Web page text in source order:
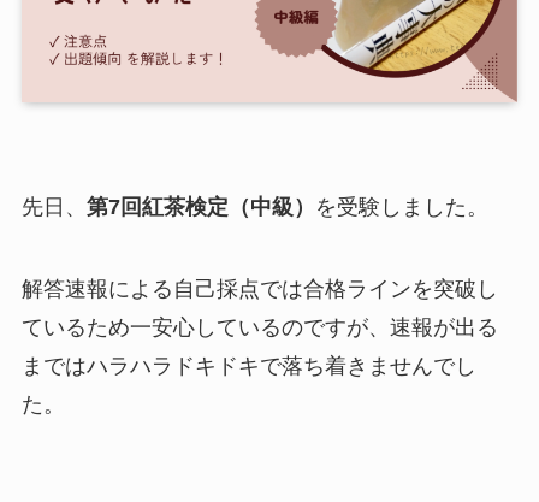
先日、 第7回紅茶検定（中級） を受験しました。
解答速報による自己採点では合格ラインを突破し
ているため一安心しているのですが、速報が出る
まではハラハラドキドキで落ち着きませんでし
た。